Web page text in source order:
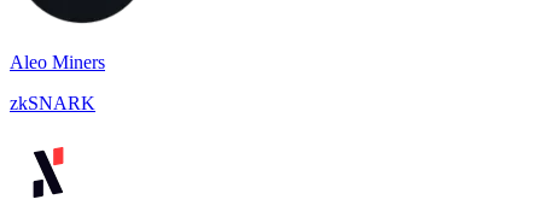
Aleo Miners
zkSNARK